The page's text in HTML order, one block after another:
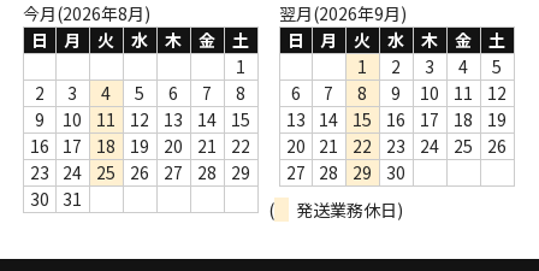
Webのみ no.1
Webのみ no.2
Webのみ no.3
Webのみ no.4
今月(2026年8月)
日
月 火 水 木 金
土
1
2
3 4 5 6 7
8
9
10 11 12 13 14
15
16
17 18 19 20 21
22
23
24 25 26 27 28
29
30
31
翌月(2026年9月)
日
月 火 水 木 金
土
1
2 3 4
5
6
7 8 9 10 11
12
13
14 15 16 17 18
19
20
21 22 23 24 25
26
27
28 29
30
(
発送業務休日)